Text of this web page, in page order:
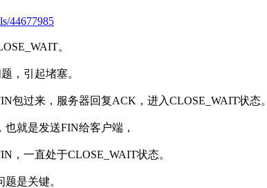
44677985
。
，引起堵塞。
包过来，服务器回复ACK，进入CLOSE_WAIT状态。
就是发送FIN给客户端，
，一直处于CLOSE_WAIT状态。
是关键。